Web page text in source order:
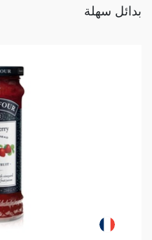
بدائل سهلة